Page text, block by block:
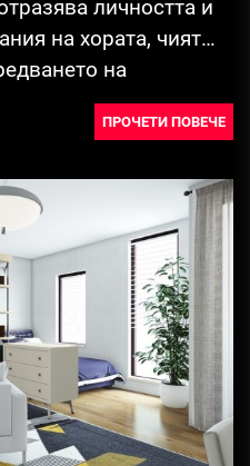
личността и
на хората, чиято
на
ПРОЧЕТИ ПОВЕЧЕ